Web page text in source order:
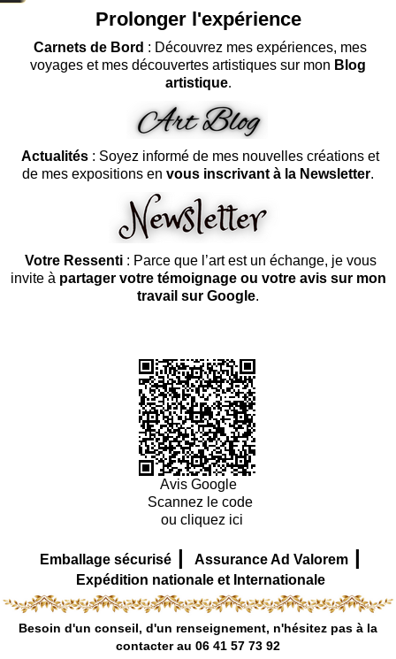
Prolonger l'expérience
Carnets de Bord : Découvrez mes expériences, mes
voyages et mes découvertes artistiques sur mon Blog
artistique.
Actualités : Soyez informé de mes nouvelles créations et
de mes expositions en vous inscrivant à la Newsletter.
Votre Ressenti: Parce que l’art est un échange, je vous
invite à partager votre témoignage ou votre avis sur mon
travail sur Google.
Avis Google
Scannez le code
ou cliquez ici
Emballage sécurisé | Assurance Ad Valorem |
Expédition nationale et Internationale
Besoin d'un conseil, d'un renseignement, n'hésitez pas à la
contacter au 06 41 57 73 92